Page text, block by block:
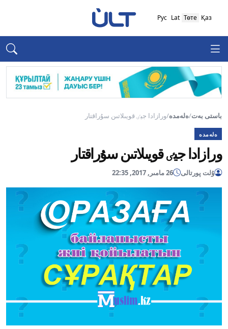
Қаз
Төте
Lat
Рус
باستى بەت/ەلەمدە/ورازادا جيٸ قويىلاتىن سۇراقتار
ەلەمدە
ورازادا جيٸ قويىلاتىن سۇراقتار
ۇلت پورتالى 26 مامىر, 2017, 22:35